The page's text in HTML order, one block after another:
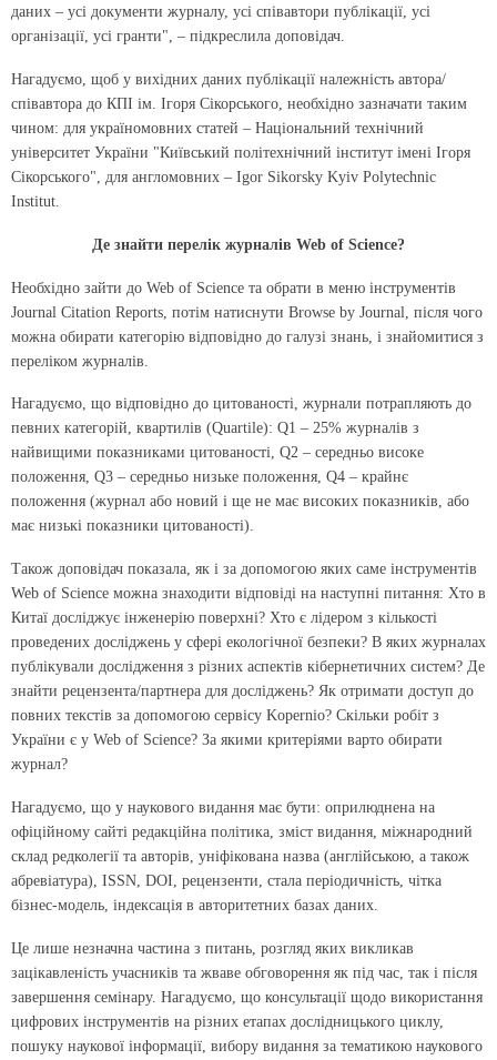
даних – усі документи журналу, усі співавтори публікації, усі
організації, усі гранти", – підкреслила доповідач.
Нагадуємо, щоб у вихідних даних публікації належність автора/
співавтора до КПІ ім. Ігоря Сікорського, необхідно зазначати таким
чином: для україномовних статей – Національний технічний
університет України "Київський політехнічний інститут імені Ігоря
Сікорського", для англомовних – Igor Sikorsky Kyiv Polytechnic
Institut.
Де знайти перелік журналів Web of Science?
Необхідно зайти до Web of Science та обрати в меню інструментів
Journal Citation Reports, потім натиснути Browse by Journal, після чого
можна обирати категорію відповідно до галузі знань, і знайомитися з
переліком журналів.
Нагадуємо, що відповідно до цитованості, журнали потрапляють до
певних категорій, квартилів (Quartile): Q1 – 25% журналів з
найвищими показниками цитованості, Q2 – середньо високе
положення, Q3 – середньо низьке положення, Q4 – крайнє
положення (журнал або новий і ще не має високих показників, або
має низькі показники цитованості).
Також доповідач показала, як і за допомогою яких саме інструментів
Web of Science можна знаходити відповіді на наступні питання: Хто в
Китаї досліджує інженерію поверхні? Хто є лідером з кількості
проведених досліджень у сфері екологічної безпеки? В яких журналах
публікували дослідження з різних аспектів кібернетичних систем? Де
знайти рецензента/партнера для досліджень? Як отримати доступ до
повних текстів за допомогою сервісу Kopernio? Скільки робіт з
України є у Web of Science? За якими критеріями варто обирати
журнал?
Нагадуємо, що у наукового видання має бути: оприлюднена на
офіційному сайті редакційна політика, зміст видання, міжнародний
склад редколегії та авторів, уніфікована назва (англійською, а також
абревіатура), ISSN, DOI, рецензенти, стала періодичність, чітка
бізнес-модель, індексація в авторитетних базах даних.
Це лише незначна частина з питань, розгляд яких викликав
зацікавленість учасників та жваве обговорення як під час, так і після
завершення семінару. Нагадуємо, що консультації щодо використання
цифрових інструментів на різних етапах дослідницького циклу,
пошуку наукової інформації, вибору видання за тематикою наукового